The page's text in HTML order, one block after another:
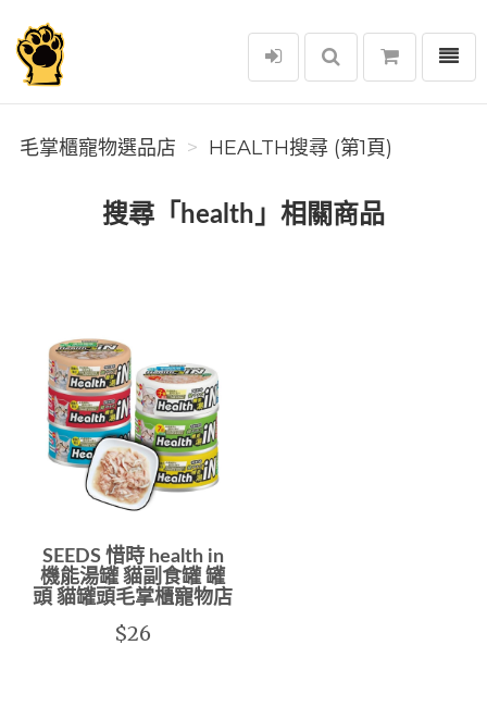
毛掌櫃寵物選品店
選單
毛掌櫃寵物選品店 HEALTH搜尋 (第1頁)
搜尋「health」相關商品
SEEDS 惜時 health in
機能湯罐 貓副食罐 罐
頭 貓罐頭毛掌櫃寵物店
$26